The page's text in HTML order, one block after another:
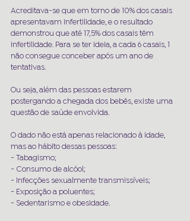
Acreditava-se que em torno de 10% dos casais
apresentavam infertilidade, e o resultado
demonstrou que até 17,5% dos casais têm
infertilidade. Para se ter ideia, a cada 6 casais, 1
não consegue conceber após um ano de
tentativas.
Ou seja, além das pessoas estarem
postergando a chegada dos bebês, existe uma
questão de saúde envolvida.
O dado não está apenas relacionado à idade,
mas ao hábito dessas pessoas:
- Tabagismo;
- Consumo de alcóol;
- Infecções sexualmente transmissíveis;
- Exposição a poluentes;
- Sedentarismo e obesidade.